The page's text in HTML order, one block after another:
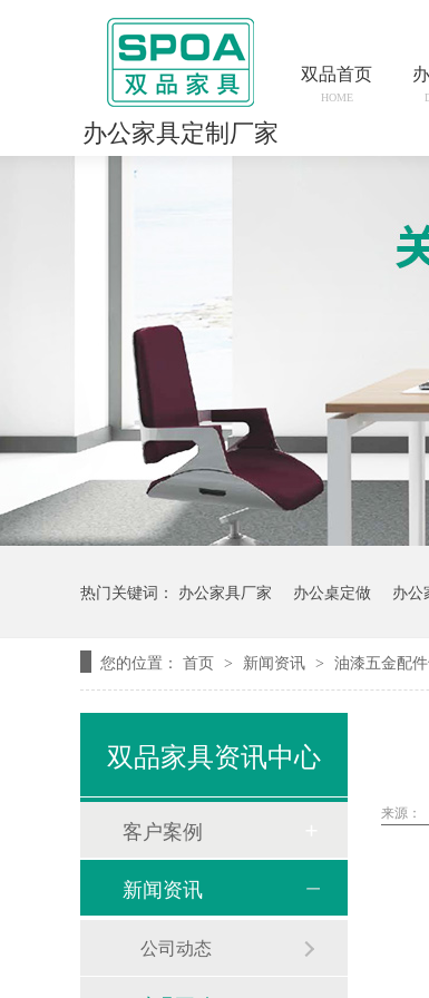
办公家具定制厂家
双品首页
HOME
热门关键词： 办公家具厂家 办公桌定做 办公
您的位置： 首页 > 新闻资讯 > 油漆五金配
来源：
双品家具资讯中心
客户案例
新闻资讯
公司动态